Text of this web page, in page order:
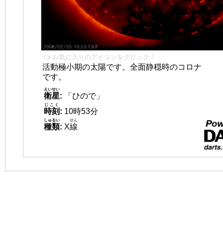
👈 お気に入りのアイコンをクリック！
活動極小期の太陽です。全面静穏時のコロナ
です。
衛星
えいせい
:
「ひので」
時刻
じこく
: 10時53分
種類
しゅるい
: X線
せん